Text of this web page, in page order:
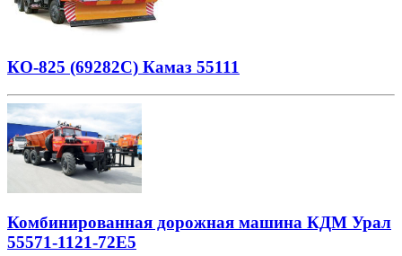
КО-825 (69282С) Камаз 55111
Комбинированная дорожная машина КДМ Урал
55571-1121-72Е5